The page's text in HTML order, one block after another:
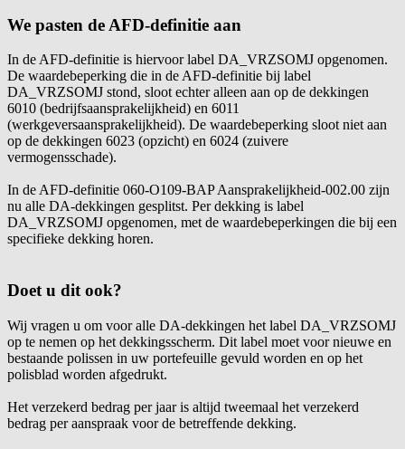
We pasten de AFD-definitie aan
In de AFD-definitie is hiervoor label DA_VRZSOMJ opgenomen.
De waardebeperking die in de AFD-definitie bij label
DA_VRZSOMJ stond, sloot echter alleen aan op de dekkingen
6010 (bedrijfsaansprakelijkheid) en 6011
(werkgeversaansprakelijkheid). De waardebeperking sloot niet aan
op de dekkingen 6023 (opzicht) en 6024 (zuivere
vermogensschade).
In de AFD-definitie 060-O109-BAP Aansprakelijkheid-002.00 zijn
nu alle DA-dekkingen gesplitst. Per dekking is label
DA_VRZSOMJ opgenomen, met de waardebeperkingen die bij een
specifieke dekking horen.
Doet u dit ook?
Wij vragen u om voor alle DA-dekkingen het label DA_VRZSOMJ
op te nemen op het dekkingsscherm. Dit label moet voor nieuwe en
bestaande polissen in uw portefeuille gevuld worden en op het
polisblad worden afgedrukt.
Het verzekerd bedrag per jaar is altijd tweemaal het verzekerd
bedrag per aanspraak voor de betreffende dekking.